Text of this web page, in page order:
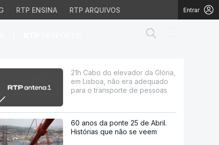
RTP ENSINA RTP ARQUIVOS Entrar
não era adequado
21h Cabo do elevador da Glória,
em Lisboa, não era adequado
para o transporte de pessoas
60 anos da ponte 25 de Abril.
Histórias que não se veem